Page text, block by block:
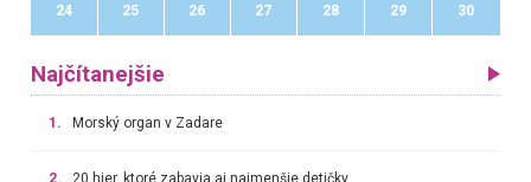
24 25 26 27 28 29 30
Najčítanejšie
1. Morský organ v Zadare
2. 20 hier, ktoré zabavia aj najmenšie detičky